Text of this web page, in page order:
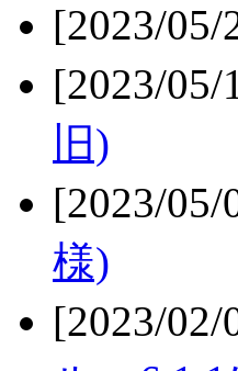
[2023/
[2023/
旧)
[2023/
様)
[2023/